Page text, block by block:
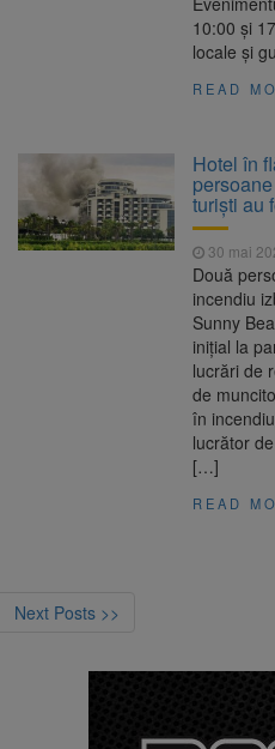
10:00 și
locale și
READ
Hotel în
turiști au
30 mai
Două
incendiu
Sunny
inițial la
lucrări de
de
în
lucrător
[…]
READ
Next Posts >>